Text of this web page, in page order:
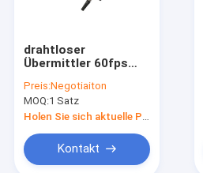
drahtloser
Übermittler 60fps
Preis:Negotiaiton
MOQ:1 Satz
Kontakt